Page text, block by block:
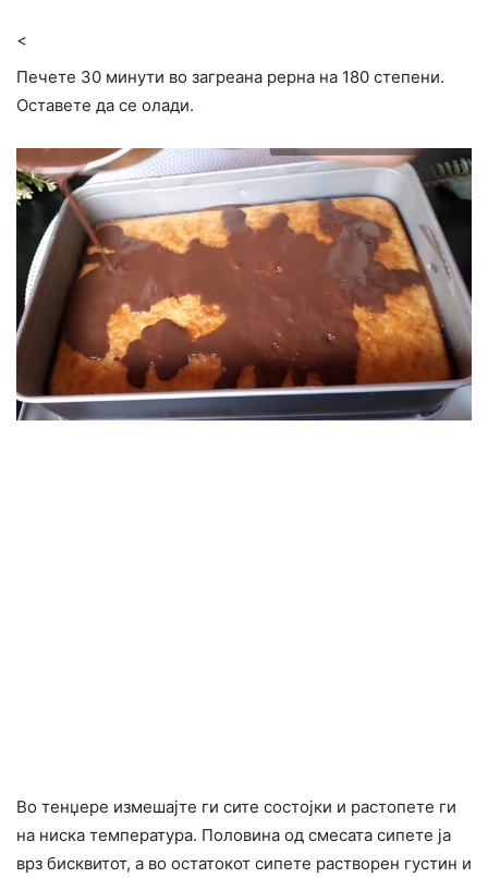
<
Печете 30 минути во загреана рерна на 180 степени.
Оставете да се олади.
Во тенџере измешајте ги сите состојки и растопете ги
на ниска температура. Половина од смесата сипете ја
врз бисквитот, а во остатокот сипете растворен густин и